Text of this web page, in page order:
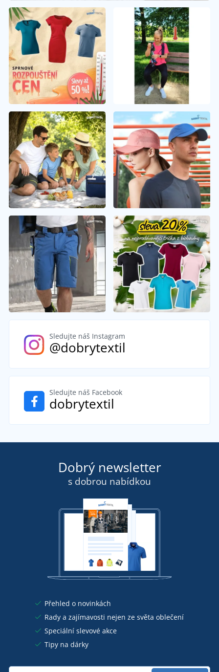
Sledujte náš Instagram
@dobrytextil
Sledujte náš Facebook
dobrytextil
Dobrý newsletter
s dobrou nabídkou
Přehled o novinkách
Rady a zajímavosti nejen ze světa oblečení
Speciální slevové akce
Tipy na dárky